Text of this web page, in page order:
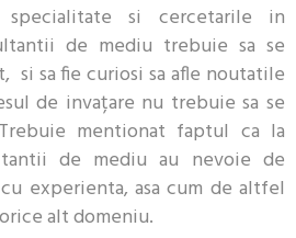
si cercetarile in
de mediu trebuie sa se
si sa fie curiosi sa afle noutatile
de invațare nu trebuie sa se
mentionat faptul ca la
de mediu au nevoie de
experienta, asa cum de altfel
alt domeniu.